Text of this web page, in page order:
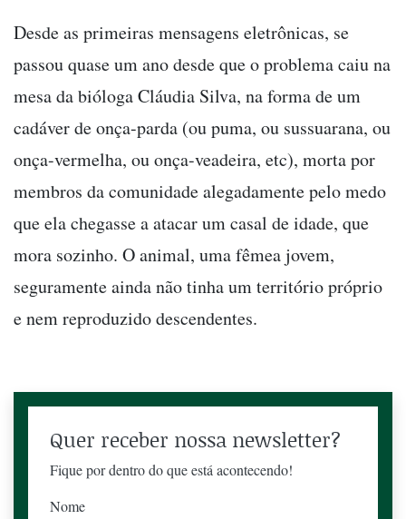
Desde as primeiras mensagens eletrônicas, se
passou quase um ano desde que o problema caiu na
mesa da bióloga Cláudia Silva, na forma de um
cadáver de onça-parda (ou puma, ou sussuarana, ou
onça-vermelha, ou onça-veadeira, etc), morta por
membros da comunidade alegadamente pelo medo
que ela chegasse a atacar um casal de idade, que
mora sozinho. O animal, uma fêmea jovem,
seguramente ainda não tinha um território próprio
e nem reproduzido descendentes.
Quer receber nossa newsletter?
Fique por dentro do que está acontecendo!
Nome